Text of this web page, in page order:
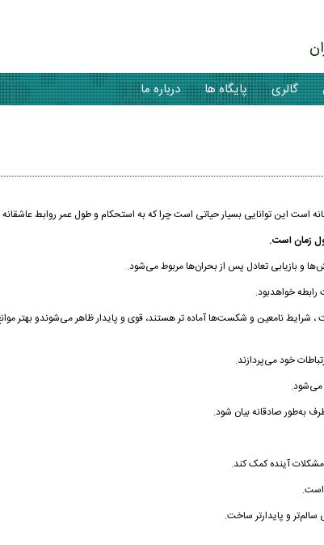
گالری پایگاه ها
درباره ما
است این توانایی بسیار حیاتی است چرا که به استحکام و طول عمر روابط
زمان است.
و بازیابی تعادل پس از بحران‌ها مربوط می‌شود.
رابطه خواهدبود.
، شرایط نامعین و شکست‌ها آماده تر هستند، قوی‌ و پایدار ظاهر می‌شوندو بهتر
خود می‌پردازند.
می‌شود.
به‌طور صادقانه بیان شود.
مشکلات آینده کمک کند.
است.
و پایدارتر ساخت.